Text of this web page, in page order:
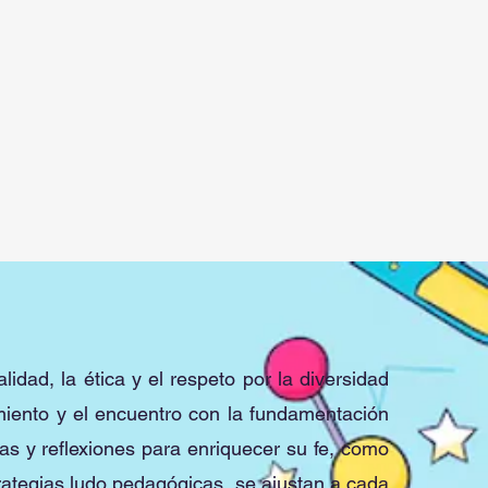
la ética y el respeto por la diversidad
y el encuentro con la fundamentación
y reflexiones para enriquecer su fe, como
ludo pedagógicas, se ajustan a cada